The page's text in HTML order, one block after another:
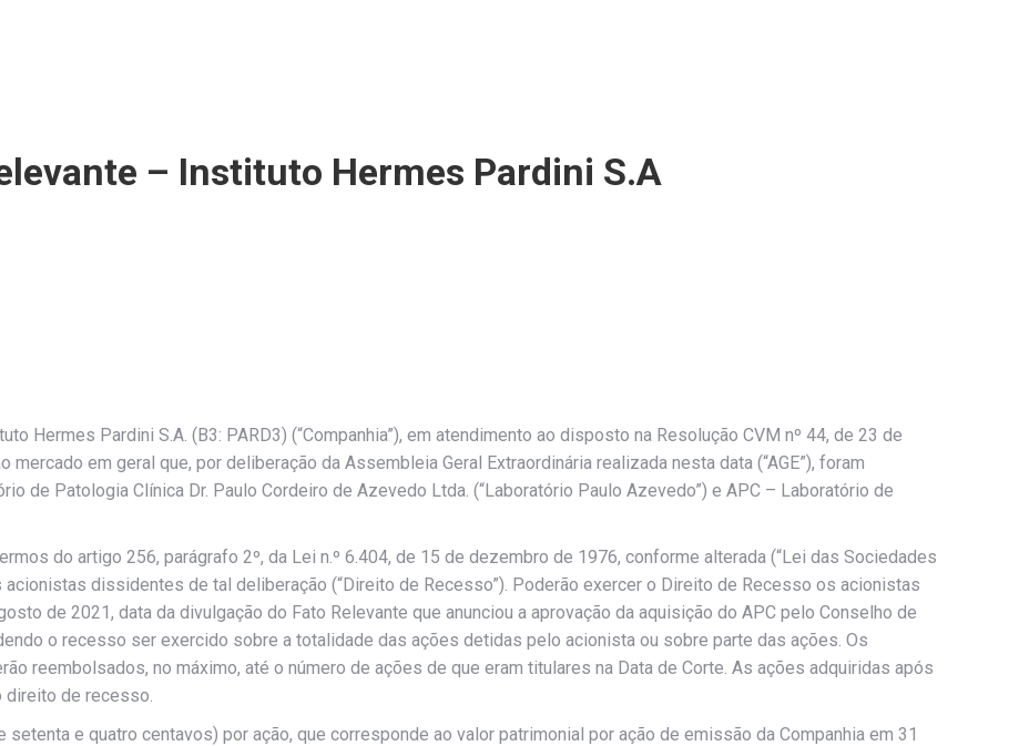
– Instituto Hermes Pardini S.A
Hermes Pardini S.A. (B3: PARD3) (“Companhia”), em atendimento ao disposto na Resolução CVM nº 44, de 23 de
em geral que, por deliberação da Assembleia Geral Extraordinária realizada nesta data (“AGE”), foram
de Patologia Clínica Dr. Paulo Cordeiro de Azevedo Ltda. (“Laboratório Paulo Azevedo”) e APC – Laboratório de
do artigo 256, parágrafo 2º, da Lei n.º 6.404, de 15 de dezembro de 1976, conforme alterada (“Lei das Sociedades
dissidentes de tal deliberação (“Direito de Recesso”). Poderão exercer o Direito de Recesso os acionistas
de 2021, data da divulgação do Fato Relevante que anunciou a aprovação da aquisição do APC pelo Conselho de
o recesso ser exercido sobre a totalidade das ações detidas pelo acionista ou sobre parte das ações. Os
reembolsados, no máximo, até o número de ações de que eram titulares na Data de Corte. As ações adquiridas após
direito de recesso.
e quatro centavos) por ação, que corresponde ao valor patrimonial por ação de emissão da Companhia em 31